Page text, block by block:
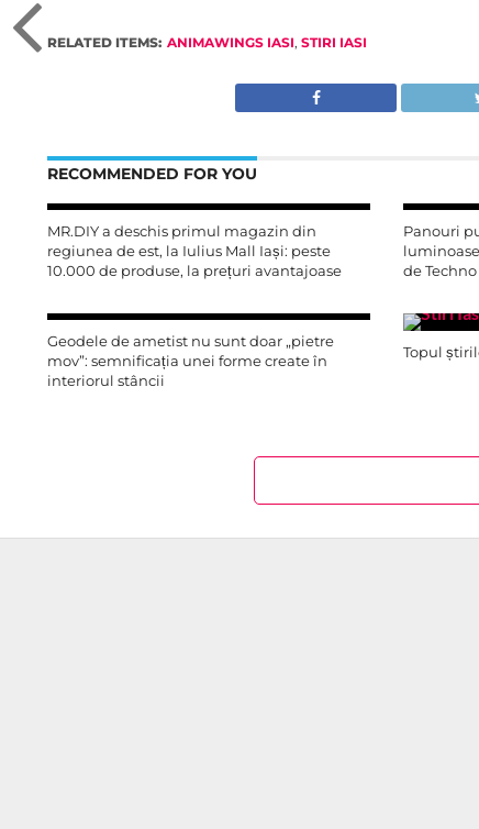
RELATED ITEMS: ANIMAWINGS IASI, STIRI IASI
RECOMMENDED FOR YOU
MR.DIY a deschis primul magazin din
regiunea de est, la Iulius Mall Iași: peste
10.000 de produse, la prețuri avantajoase
Panouri
de
Geodele de ametist nu sunt doar „pietre
mov”: semnificația unei forme create în
interiorul stâncii
Topul